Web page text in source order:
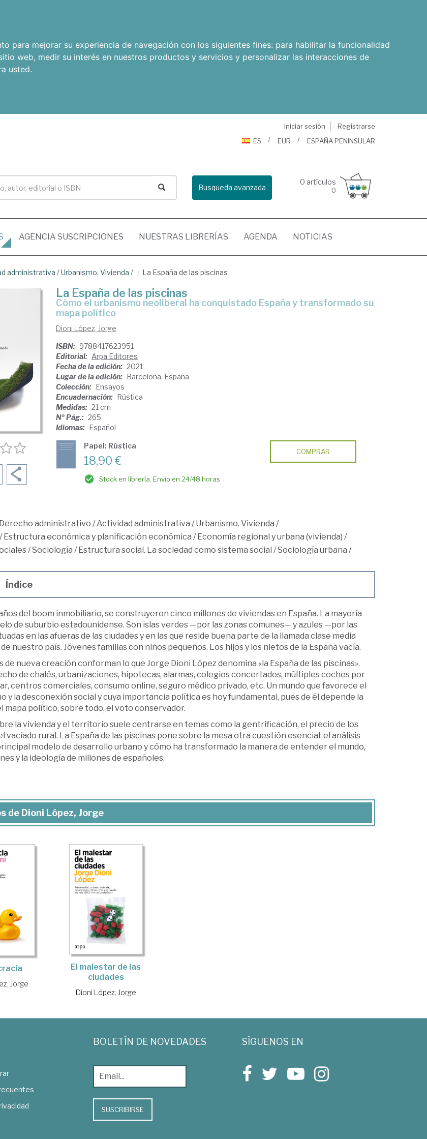
para mejorar su experiencia de navegación con los siguientes fines: para habilitar la funcionalidad
web, medir su interés en nuestros productos y servicios y personalizar las interacciones de
usted.
Iniciar sesión
Registrarse
ES
EUR ESPAÑA PENINSULAR
Busqueda avanzada
0 artículos
0
AGENCIA SUSCRIPCIONES NUESTRAS LIBRERÍAS AGENDA NOTICIAS
administrativa /Urbanismo. Vivienda / La España de las piscinas
La España de las piscinas
cómo el urbanismo neoliberal ha conquistado España y transformado su
mapa político
Dioni López, Jorge
ISBN: 9788417623951
Editorial: Arpa Editores
Fecha de la edición: 2021
Lugar de la edición: Barcelona. España
Colección: Ensayos
Encuadernación: Rústica
Medidas: 21 cm
Nº Pág.: 265
Idiomas: Español
Papel: Rústica
18,90 €
Stock en librería. Envío en 24/48 horas
COMPRAR
Derecho administrativo /Actividad administrativa /Urbanismo. Vivienda /
/Estructura económica y planificación económica /Economía regional y urbana (vivienda) /
/Sociología /Estructura social. La sociedad como sistema social /Sociología urbana /
Índice
del boom inmobiliario, se construyeron cinco millones de viviendas en España. La mayoría
de suburbio estadounidense. Son islas verdes —por las zonas comunes— y azules —por las
en las afueras de las ciudades y en las que reside buena parte de la llamada clase media
nuestro país. Jóvenes familias con niños pequeños. Los hijos y los nietos de la España vacía.
de nueva creación conforman lo que Jorge Dioni López denomina «la España de las piscinas».
de chalés, urbanizaciones, hipotecas, alarmas, colegios concertados, múltiples coches por
centros comerciales, consumo online, seguro médico privado, etc. Un mundo que favorece el
y la desconexión social y cuya importancia política es hoy fundamental, pues de él depende la
mapa político, sobre todo, el voto conservador.
la vivienda y el territorio suele centrarse en temas como la gentrificación, el precio de los
vaciado rural. La España de las piscinas pone sobre la mesa otra cuestión esencial: el análisis
modelo de desarrollo urbano y cómo ha transformado la manera de entender el mundo,
y la ideología de millones de españoles.
de Dioni López, Jorge
Jorge
El malestar de las
ciudades
Dioni López, Jorge
BOLETÍN DE NOVEDADES
SUSCRIBIRSE
SÍGUENOS EN